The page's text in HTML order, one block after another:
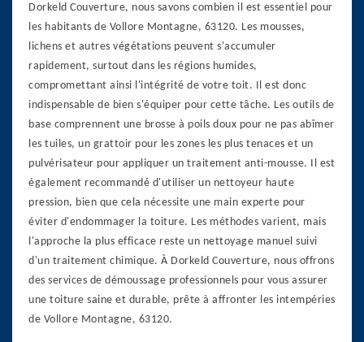
Dorkeld Couverture, nous savons combien il est essentiel pour
les habitants de Vollore Montagne, 63120. Les mousses,
lichens et autres végétations peuvent s'accumuler
rapidement, surtout dans les régions humides,
compromettant ainsi l'intégrité de votre toit. Il est donc
indispensable de bien s'équiper pour cette tâche. Les outils de
base comprennent une brosse à poils doux pour ne pas abîmer
les tuiles, un grattoir pour les zones les plus tenaces et un
pulvérisateur pour appliquer un traitement anti-mousse. Il est
également recommandé d'utiliser un nettoyeur haute
pression, bien que cela nécessite une main experte pour
éviter d'endommager la toiture. Les méthodes varient, mais
l'approche la plus efficace reste un nettoyage manuel suivi
d'un traitement chimique. À Dorkeld Couverture, nous offrons
des services de démoussage professionnels pour vous assurer
une toiture saine et durable, prête à affronter les intempéries
de Vollore Montagne, 63120.